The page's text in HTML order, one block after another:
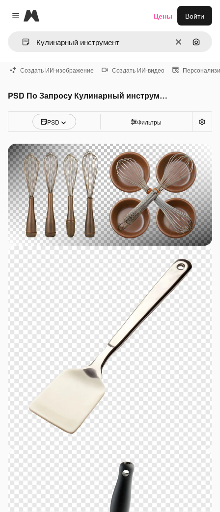
Close menu
Magnific
ОчиститьПоиск
Цены Войти
Создать ИИ-изображение Создать ИИ-видео
PSD По Запросу Кулинарный инструмент
PSD Фильтры